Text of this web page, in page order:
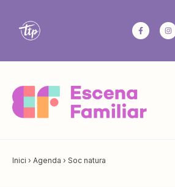
Inici › Agenda › Soc natura